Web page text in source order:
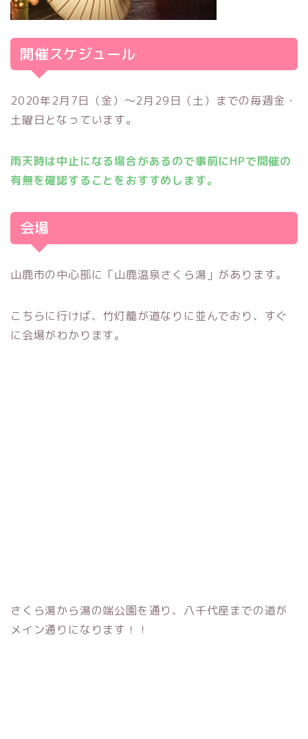
開催スケジュール
2020年2月7日（金）～2月29日（土）までの毎週金・
土曜日となっています。
雨天時は中止になる場合があるので事前にHPで開催の
有無を確認することをおすすめします。
会場
山鹿市の中心部に「山鹿温泉さくら湯」があります。
こちらに行けば、竹灯籠が道なりに並んでおり、すぐ
に会場がわかります。
さくら湯から湯の端公園を通り、八千代座までの道が
メイン通りになります！！